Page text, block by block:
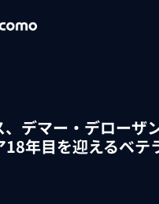
、デマー・デローザ
18年目を迎えるベテ